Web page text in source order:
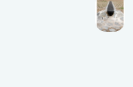
Loading...